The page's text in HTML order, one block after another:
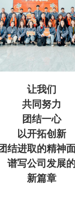
让我们
共同努力
团结一心
以开拓创新
团结进取的精神
谱写公司发展的
新篇章